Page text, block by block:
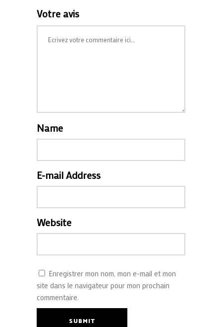
Votre avis
Name
E-mail Address
Website
Enregistrer mon nom, mon e-mail et mon
site dans le navigateur pour mon prochain
commentaire.
SUBMIT